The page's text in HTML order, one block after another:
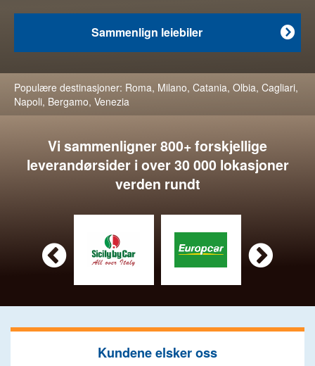

Sammenlign leiebiler
Populære destinasjoner: Roma, Milano, Catania, Olbia, Cagliari,
Napoli, Bergamo, Venezia
Vi sammenligner 800+ forskjellige
leverandørsider i over 30 000 lokasjoner
verden rundt
 
Kundene elsker oss